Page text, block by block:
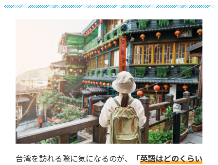
台湾を訪れる際に気になるのが、「英語はどのくらい